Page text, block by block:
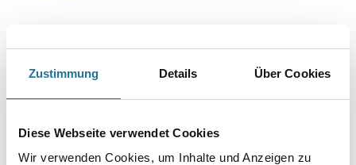
Zustimmung Details Über Cookies
Diese Webseite verwendet Cookies
Wir verwenden Cookies, um Inhalte und Anzeigen zu
WD Tapezierwischer Meister 32cm 300/45mm,
4086-008686